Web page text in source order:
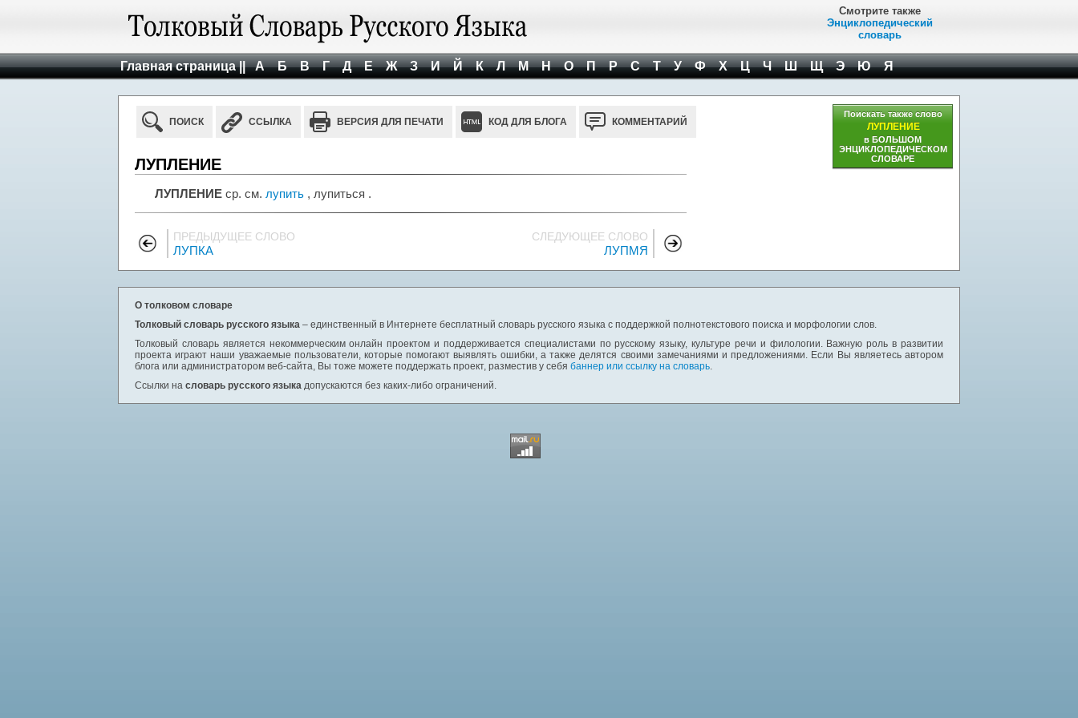
Смотрите также
Энциклопедический
словарь
Главная страница || А Б В Г Д Е Ж З И Й К Л М Н О П Р С Т У Ф Х Ц Ч Ш Щ Э Ю Я
ПОИСК ССЫЛКА ВЕРСИЯ ДЛЯ ПЕЧАТИ КОД ДЛЯ БЛОГА КОММЕНТАРИЙ
ЛУПЛЕНИЕ
ЛУПЛЕНИЕ ср. см. лупить , лупиться .
ПРЕДЫДУЩЕЕ СЛОВО
ЛУПКА
СЛЕДУЮЩЕЕ СЛОВО
ЛУПМЯ
Поискать также слово
ЛУПЛЕНИЕ
в БОЛЬШОМ
ЭНЦИКЛОПЕДИЧЕСКОМ
СЛОВАРЕ
О толковом словаре
Толковый словарь русского языка – единственный в Интернете бесплатный словарь русского языка с поддержкой полнотекстового поиска и морфологии слов.
Толковый словарь является некоммерческим онлайн проектом и поддерживается специалистами по русскому языку, культуре речи и филологии. Важную роль в развитии
проекта играют наши уважаемые пользователи, которые помогают выявлять ошибки, а также делятся своими замечаниями и предложениями. Если Вы являетесь автором
блога или администратором веб-сайта, Вы тоже можете поддержать проект, разместив у себя баннер или ссылку на словарь.
Ссылки на словарь русского языка допускаются без каких-либо ограничений.